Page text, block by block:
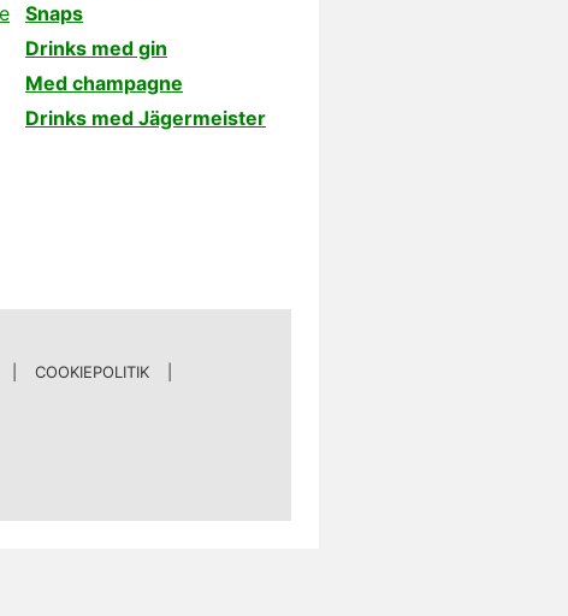
Snaps
Drinks med gin
Med champagne
Drinks med Jägermeister
COOKIEPOLITIK